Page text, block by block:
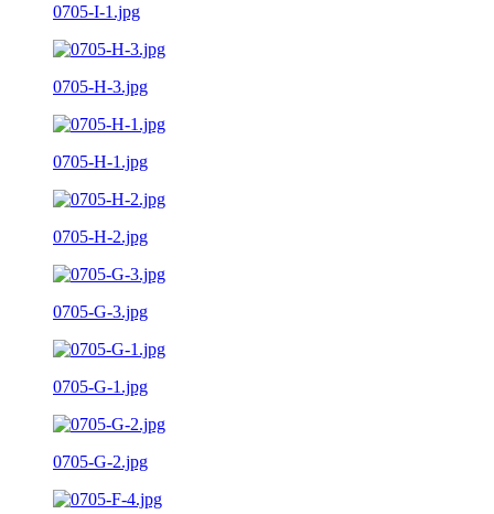
0705-I-1.jpg
0705-H-3.jpg
0705-H-1.jpg
0705-H-2.jpg
0705-G-3.jpg
0705-G-1.jpg
0705-G-2.jpg